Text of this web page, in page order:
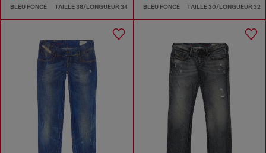
BLEU FONCÉ TAILLE 38/LONGUEUR 34 BLEU FONCÉ TAILLE 30/LONGUEUR 32